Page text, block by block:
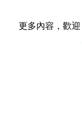
更多內容，歡迎